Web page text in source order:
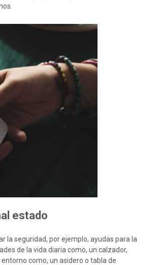
estado
la seguridad, por ejemplo, ayudas para la
de la vida diaria como, un calzador,
como, un asidero o tabla de